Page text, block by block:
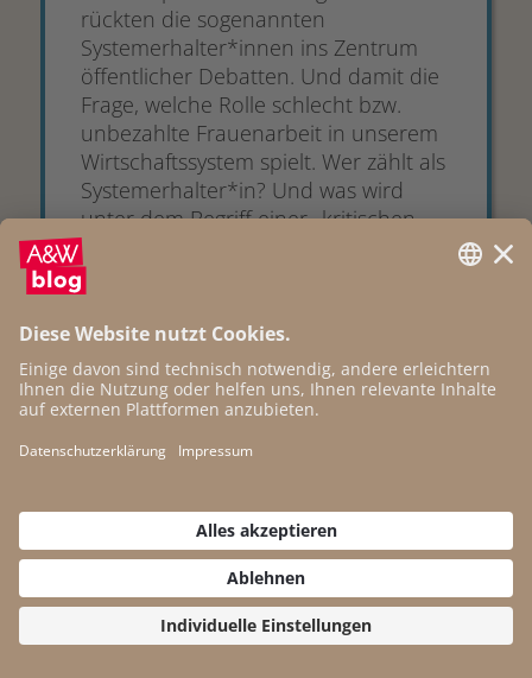
rückten die sogenannten
Systemerhalter*innen ins Zentrum
öffentlicher Debatten. Und damit die
Frage, welche Rolle schlecht bzw.
unbezahlte Frauenarbeit in unserem
Wirtschaftssystem spielt. Wer zählt als
Systemerhalter*in? Und was wird
unter dem Begriff einer „kritischen
Daseinsvorsorge-Infrastruktur“
verstanden? Wi...
01.03.2022
Auswirkungen von
Digitalisierung und der
COVID-19-Pandemie auf
bezahlte Sorgearbeit